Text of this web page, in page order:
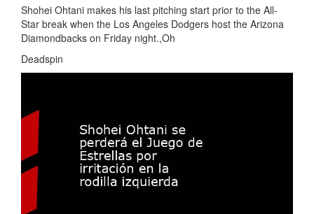
Shohei Ohtani makes his last pitching start prior to the All-
Star break when the Los Angeles Dodgers host the Arizona
Diamondbacks on Friday night.,Oh
Deadspin